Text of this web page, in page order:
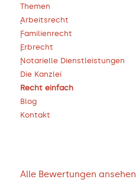
Themen
Arbeitsrecht
Familienrecht
Erbrecht
Notarielle Dienstleistungen
Die Kanzlei
Recht einfach
Blog
Kontakt
Alle Bewertungen ansehen